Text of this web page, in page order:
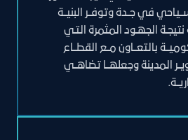
في جــدة وتوفــر البنيــة
الجهـود المثمرة التـي
بالتعــاون مــع القطــاع
المدينة وجعلهــا تضاهــي